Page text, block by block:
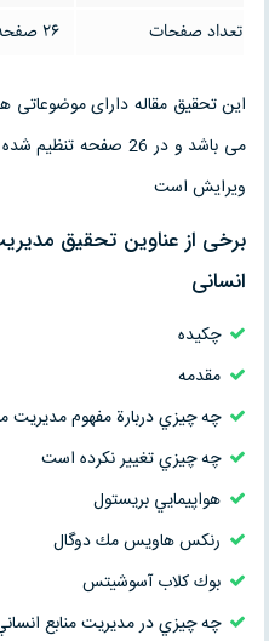
تعداد صفحات
26 صفحه
این تحقیق مقاله دارای
ویرایش است
برخی از عناوین تحقیق
انسانی
چکیده
مقدمه
چه چيزي دربارة مفهوم مديريت
چه چيزي تغيير نكرده است
هواپيمايي بريستول
رنكس هاويس مك دوگال
بوك كلاب آسوشيتس
چه چيزي در مديريت منابع